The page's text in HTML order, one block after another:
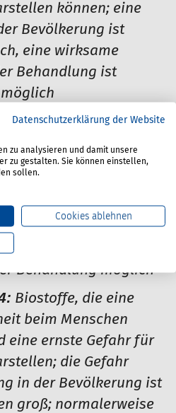
können; eine
Bevölkerung ist
eine wirksame
Behandlung ist
Biostoffe, die eine
beim Menschen
eine ernste Gefahr für
in der
bestehen, doch ist
wirksame
Behandlung möglich
Biostoffe, die eine
beim Menschen
eine ernste Gefahr für
die Gefahr
in der Bevölkerung ist
groß; normalerweise
Datenschutzerklärung der Website
zu analysieren und damit unsere
zu gestalten. Sie können einstellen,
sollen.
Cookies ablehnen